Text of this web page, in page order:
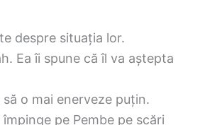
despre situația lor.
Ea îi spune că îl va aștepta
o mai enerveze puțin.
pe Pembe pe scări